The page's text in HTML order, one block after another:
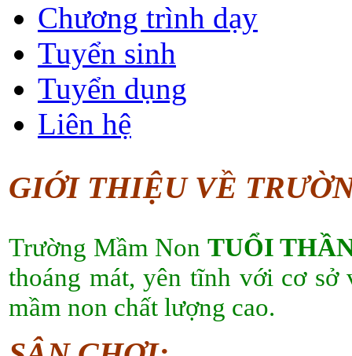
Chương trình dạy
Tuyển sinh
Tuyển dụng
Liên hệ
GIỚI THIỆU VỀ
Trường Mầm Non TUỔI
thoáng mát, yên tĩnh với cơ sở
mầm non chất lượng cao.